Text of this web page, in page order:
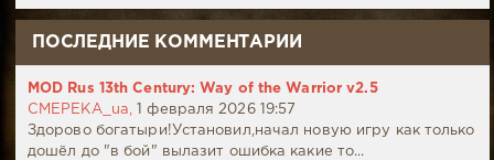
ПОСЛЕДНИЕ КОММЕНТАРИИ
MOD Rus 13th Century: Way of the Warrior v2.5
CMEPEKA_ua,
1 февраля 2026 19:57
Здорово богатыри!Установил,начал новую игру как только
дошёл до "в бой" вылазит ошибка какие то...